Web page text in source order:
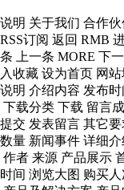
src="/upload/videos/2021122110462057.mp4" data-setup="{}" _autoplay="true" autoplay="autoplay" poster="/upload/videos/2021122110460925.png"> <source src="/upload/videos/2021122110462057.mp4" type="video/mp4"/> </video> </div> <div class="index-details"> <a href="/default.aspx?pageid=6" target="_self">...更多视频</a> </div> </div> <ul class="ul-imgtxt-01"><li class=""><div class="pic"><a href="/default.aspx?pageid=2&sortid=47"><div class="picbox"><img src="/upload/ueditor/image/20220602/16541537446207075.jpg"/></div><div class="textbox"><h3>智能稀土永磁风机电机系列：</h3><div class="pro-con"><p class="classTitle">专为畜牧智能负压风机提供驱动力的智能稀土永磁风机电机，可为畜禽带来更加舒适的生活环境，同时可有效地提升风机能效。采用直驱的连接方式，保证了负压风机运行的可靠。通过智能管理平台的二次决策，可进一步降低风机能耗，相较于传统风机，节能可超30%。</p></div></div></a></div></li><li class=""><div class="pic"><a href="/default.aspx?pageid=2&sortid=46"><div class="picbox"><img src="/upload/ueditor/image/20220602/16541537647237593.jpg"/></div><div class="textbox"><h3>智能稀土永磁饲喂电机系列：</h3><div class="pro-con"><p class="classTitle">为了提升生物安全性，减少畜禽应激反应和饲养成本等，智能稀土永磁饲喂电机可通过精准调速，实现精准饲喂。同时，在智能化的操持下，可实现无人值守的操作，确保畜禽的健康安全等。</p></div></div></a></div></li><li class=""><div class="pic"><a href="/default.aspx?pageid=2&sortid=227"><div class="picbox"><img src="/upload/ueditor/image/20220117/16423836822610837.jpg"/></div><div class="textbox"><h3>智能稀土永磁轨道搬运机电机系列：</h3><div class="pro-con"><p class="classTitle">专为解决用于运输畜禽、饲料和设备等轨道搬运机耗能大的问题，智能稀土永磁轨道搬运机电机具有高效节能的优势，可有效地提升运输周转次数。同时，其拥有定速巡航的能力，更可确保运输的稳定性。</p></div></div></a></div></li><div class="clear"></div></ul> <div class="woshou-pic"><img src="/upload/ueditor/image/20211209/16390173076326277.jpg"/></div> <div class="index-why__box"><h3 class="in-title">为什么选择势拓智动</h3><div class="index-why__text"><img class="why-pic01" src="/upload/ueditor/image/20211223/16402428317841841.jpg"/><img class="why-pic02" src="/upload/ueditor/image/20211224/16403320398632856.jpg"/>我国制定了碳达峰和碳中和远景目标，法律法规要求企业淘汰高能耗电机，采用节能环保电机。势拓智动稀土永磁电机是符合国家要求的高效、节能、环保的电机。母公司厦门钨业在材料领域的雄厚实力为我们提供了优质的新型原材料，保障了我们永续经营的资源渠道。厦门稀土永磁电机产业园成立的“智能装备研究院”为我们在永磁电机的技术创新上奠定了坚实的基础，并将继续为势拓智动提供强有力的技术支持。我们有一支专业的畜牧电机研发团队，是一家专门以解决畜牧行业所遇到的难题为目标的公司，我们一心一意做好畜牧电机。我们的电机不仅具有高效、节能、环保的明显优势，而且对潜在故障具有自我诊断能力，能够避免设备突然停运，大大降低了运营成本。我们的电机提供的运行数据可成为集约化养殖的数字底座，让智能化和精细化养殖成为现实。“以客户为中心”是我们一以贯之的经营理念，客户的需求就是我们努力的方向，我们积极支持客户定制，全力满足客户的个性化需求。</div></div> <div class="weixin_nr"><div class="arrow"></div><img src="/upload/ueditor/image/20211223/16402290886489149.jpg"/></div> <div class="footer-link"><p>集团链接：<a href="http://www.cxtc.com">厦门钨业股份有限公司</a><span>|</span><a href="http://www.centto.com.cn" target="_blank">厦门势拓稀土永磁电机产业园</a></p></div> <div class="contact-map"> <iframe class="ueditor_baidumap" src="/bd_ueditor/dialogs/map/show.html#center=118.057888,24.61541&zoom=13&width=800&height=400&markers=118.057888,24.61541&markerStyles=l,A" frameborder="0" width="800" height="400"></iframe> </